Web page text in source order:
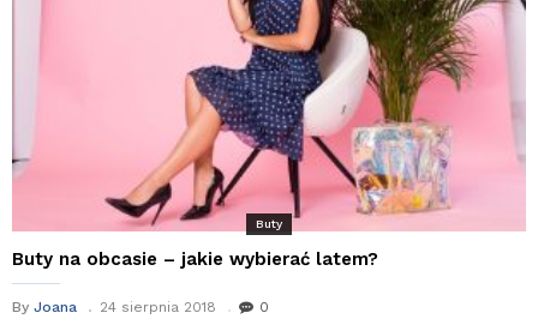
Buty
Buty na obcasie – jakie wybierać latem?
By Joana 24 sierpnia 2018 0